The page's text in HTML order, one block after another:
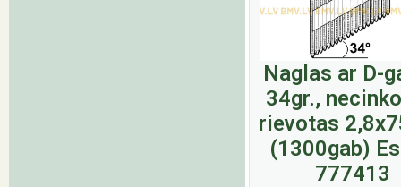
Naglas ar D-
34gr.,
rievotas
(1300gab)
777413